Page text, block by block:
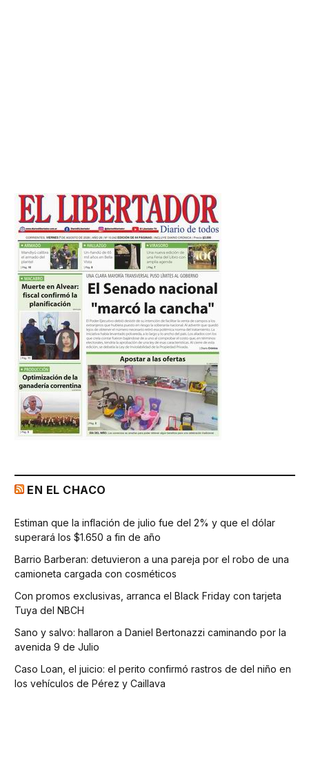
EN EL CHACO
Estiman que la inflación de julio fue del 2% y que el dólar
superará los $1.650 a fin de año
Barrio Barberan: detuvieron a una pareja por el robo de una
camioneta cargada con cosméticos
Con promos exclusivas, arranca el Black Friday con tarjeta
Tuya del NBCH
Sano y salvo: hallaron a Daniel Bertonazzi caminando por la
avenida 9 de Julio
Caso Loan, el juicio: el perito confirmó rastros de del niño en
los vehículos de Pérez y Caillava